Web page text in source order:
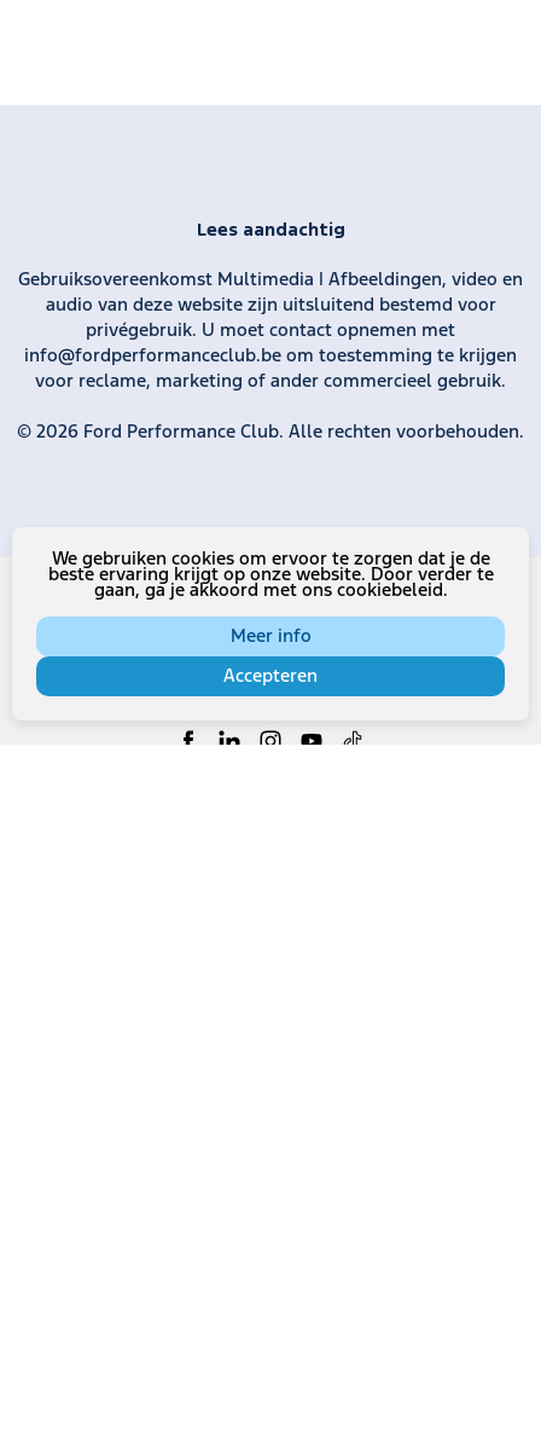
Lees aandachtig
Gebruiksovereenkomst Multimedia | Afbeeldingen, video en
audio van deze website zijn uitsluitend bestemd voor
privégebruik. U moet contact opnemen met
info@fordperformanceclub.be om toestemming te krijgen
voor reclame, marketing of ander commercieel gebruik.
© 2026 Ford Performance Club. Alle rechten voorbehouden.
Volg ons op sociale media
We gebruiken cookies om ervoor te zorgen dat je de
beste ervaring krijgt op onze website. Door verder te
gaan, ga je akkoord met ons cookiebeleid.
Meer info
Accepteren